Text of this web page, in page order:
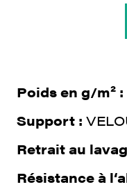
Poids en g/m² :
Support :
Retrait au
Résistance à